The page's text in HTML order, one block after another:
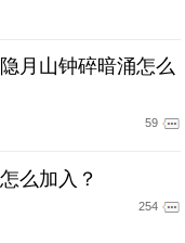
月山钟碎暗涌怎么
59
么加入？
254